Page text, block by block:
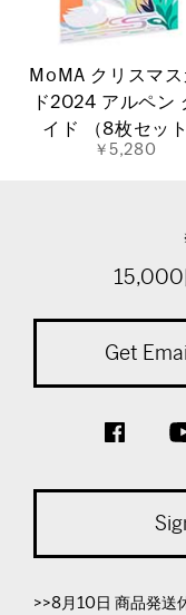
MoMA クリスマス
ド2024 アルペン
イド （8枚セット
￥5,280
15,000
Get
>>8月10日 商品発送